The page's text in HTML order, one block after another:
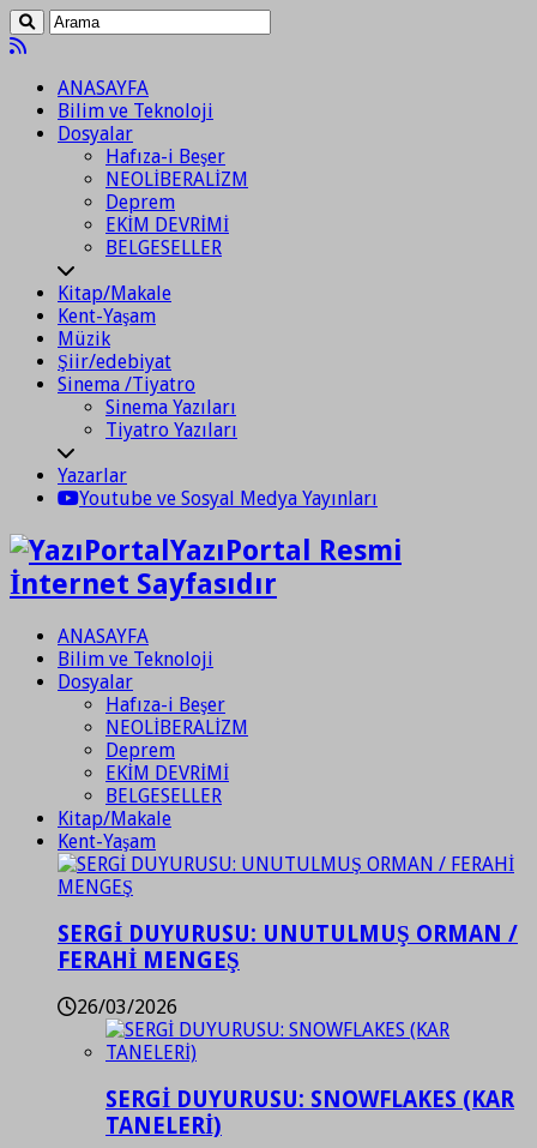
ANASAYFA
Bilim ve Teknoloji
Dosyalar
Hafıza-i Beşer
NEOLİBERALİZM
Deprem
EKİM DEVRİMİ
BELGESELLER
Kitap/Makale
Kent-Yaşam
Müzik
Şiir/edebiyat
Sinema /Tiyatro
Sinema Yazıları
Tiyatro Yazıları
Yazarlar
Youtube ve Sosyal Medya Yayınları
YazıPortal Resmi
İnternet Sayfasıdır
ANASAYFA
Bilim ve Teknoloji
Dosyalar
Hafıza-i Beşer
NEOLİBERALİZM
Deprem
EKİM DEVRİMİ
BELGESELLER
Kitap/Makale
Kent-Yaşam
SERGİ DUYURUSU: UNUTULMUŞ ORMAN /
FERAHİ MENGEŞ
26/03/2026
SERGİ DUYURUSU: SNOWFLAKES (KAR
TANELERİ)